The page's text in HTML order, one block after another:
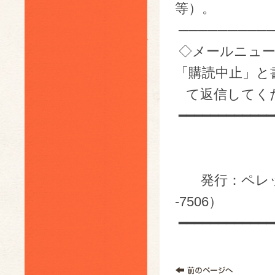
等）。
◇メールニュ
「購読中止」
て返信してく
発行：ペレッ
-7506）